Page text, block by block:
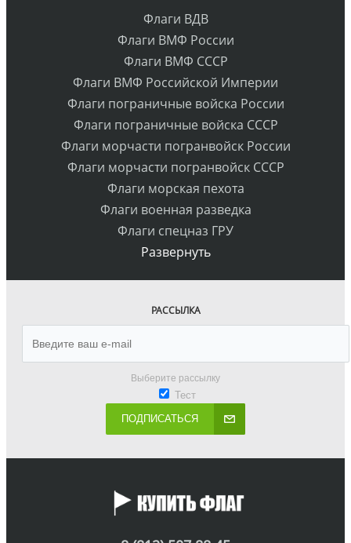
Флаги ВДВ
Флаги ВМФ России
Флаги ВМФ СССР
Флаги ВМФ Российской Империи
Флаги пограничные войска России
Флаги пограничные войска СССР
Флаги морчасти погранвойск России
Флаги морчасти погранвойск СССР
Флаги морская пехота
Флаги военная разведка
Флаги спецназ ГРУ
Развернуть
РАССЫЛКА
Выберите рассылку
Тест
ПОДПИСАТЬСЯ